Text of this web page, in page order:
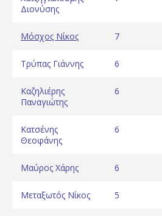
Διονύσης
Μόσχος Νίκος 7
Τρύπας Γιάννης 6
Καζηλιέρης
Παναγιώτης
6
Κατσένης
Θεοφάνης
6
Μαύρος Xάρης 6
Μεταξωτός Νίκος 5